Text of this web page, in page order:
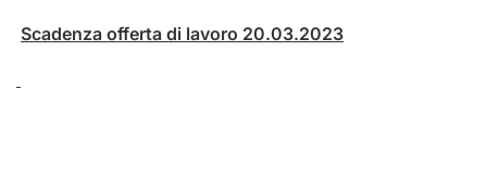
Scadenza offerta di lavoro 20.03.2023